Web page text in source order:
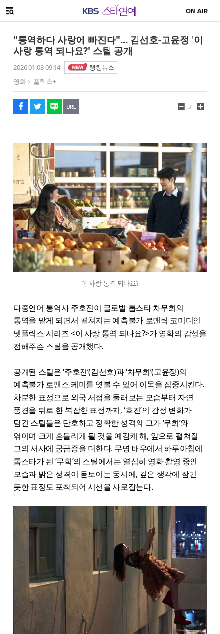
메뉴 열기
"통역하다 사랑에 빠진다"... 김선호-고윤정 '이
사랑 통역 되나요?' 스틸 공개
2026.01.08 09:14
랭킹뉴스
영화
플릭스+
페이스북
트위터
네이버
URL복사
글씨 작게보기
가
글씨 크게보기
이 사랑 통역 되나요?
다중언어 통역사 주호진이 글로벌 톱스타 차무희의
통역을 맡게 되면서 펼쳐지는 예측불가 로맨틱 코미디인
넷플릭스 시리즈 <이 사랑 통역 되나요?>가 영화의 감성을
전해주즌 스틸을 공개했다.
공개된 스틸은 ‘주호진’(김선호)과 ‘차무희’(고윤정)의
예측불가 로맨스 케미를 엿볼 수 있어 이목을 집중시킨다.
차분한 표정으로 외국 서점을 둘러보는 모습부터 자연
풍경을 뒤로 한 복잡한 표정까지, ‘호진’의 감정 변화가
담긴 스틸들은 단호하고 정확한 성격의 그가 ‘무희’와
엮이며 크게 흔들리게 될 것을 예감케 해, 앞으로 펼쳐질
그의 서사에 궁금증을 더한다. 무명 배우에서 하루아침에
톱스타가 된 ‘무희’의 스틸에서는 열심히 영화 촬영 중인
모습과 밝은 성격이 돋보이는 동시에, 깊은 생각에 잠긴
듯한 표정도 포착되어 시선을 사로잡는다.
해시태그